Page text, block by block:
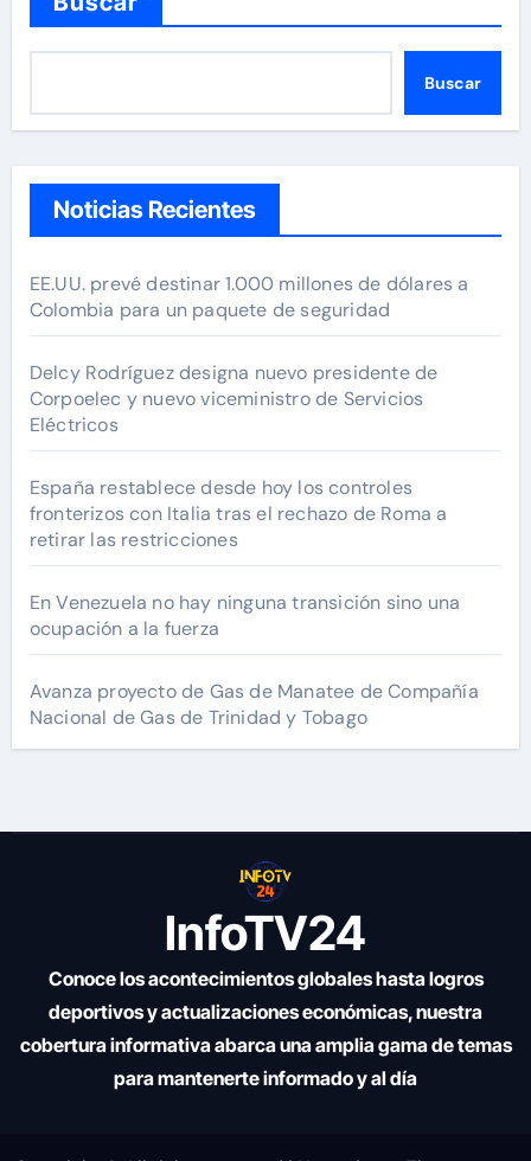
Buscar
Noticias Recientes
EE.UU. prevé destinar 1.000 millones de dólares a
Colombia para un paquete de seguridad
Delcy Rodríguez designa nuevo presidente de
Corpoelec y nuevo viceministro de Servicios
Eléctricos
España restablece desde hoy los controles
fronterizos con Italia tras el rechazo de Roma a
retirar las restricciones
En Venezuela no hay ninguna transición sino una
ocupación a la fuerza
Avanza proyecto de Gas de Manatee de Compañía
Nacional de Gas de Trinidad y Tobago
InfoTV24
Conoce los acontecimientos globales hasta logros
deportivos y actualizaciones económicas, nuestra
cobertura informativa abarca una amplia gama de temas
para mantenerte informado y al día